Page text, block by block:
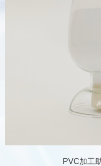
PVC加工